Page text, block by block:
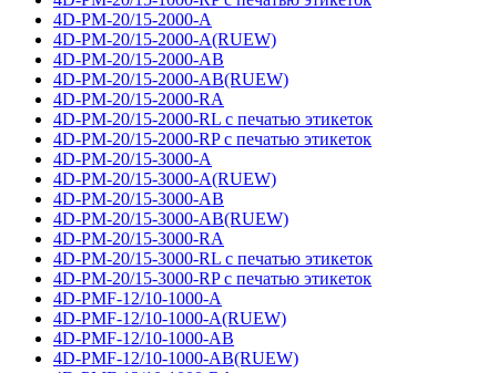
4D-PM-20/15-2000-A
4D-PM-20/15-2000-A(RUEW)
4D-PM-20/15-2000-AB
4D-PM-20/15-2000-AB(RUEW)
4D-PM-20/15-2000-RA
4D-PM-20/15-2000-RL с печатью этикеток
4D-PM-20/15-2000-RP с печатью этикеток
4D-PM-20/15-3000-A
4D-PM-20/15-3000-A(RUEW)
4D-PM-20/15-3000-AB
4D-PM-20/15-3000-AB(RUEW)
4D-PM-20/15-3000-RA
4D-PM-20/15-3000-RL с печатью этикеток
4D-PM-20/15-3000-RP с печатью этикеток
4D-PMF-12/10-1000-A
4D-PMF-12/10-1000-A(RUEW)
4D-PMF-12/10-1000-AB
4D-PMF-12/10-1000-AB(RUEW)